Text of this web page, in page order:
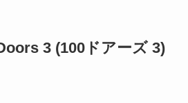
3 (100ドアーズ 3)